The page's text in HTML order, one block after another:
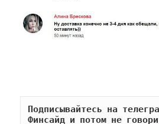
Подписывайтесь на
Финсайд и потом не